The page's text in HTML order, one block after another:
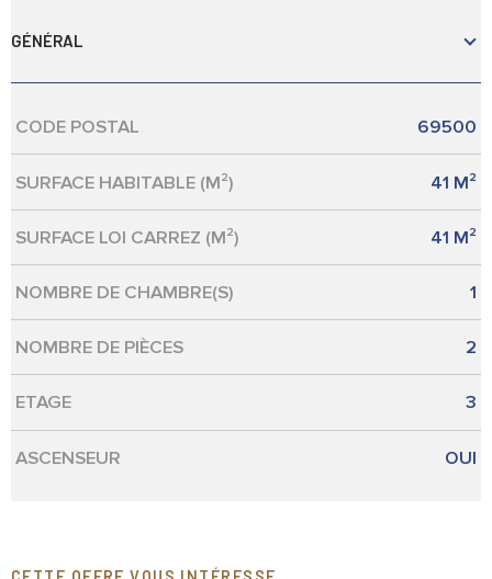
GÉNÉRAL
Caractérisque Valeurs
CODE POSTAL 69500
SURFACE HABITABLE (M²) 41 M²
SURFACE LOI CARREZ (M²) 41 M²
NOMBRE DE CHAMBRE(S) 1
NOMBRE DE PIÈCES 2
ETAGE 3
ASCENSEUR OUI